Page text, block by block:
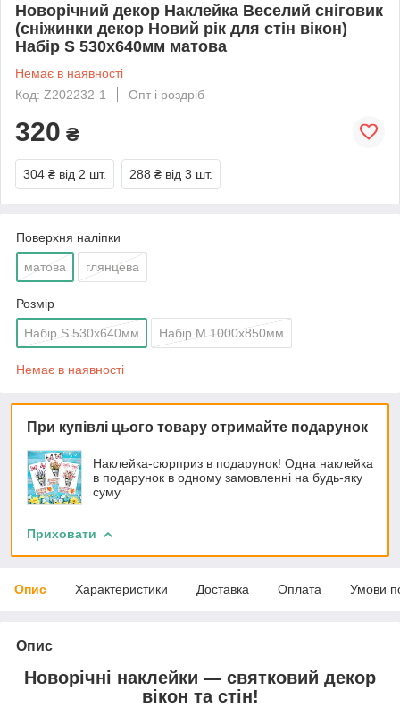
Новорічний декор Наклейка Веселий сніговик
(сніжинки декор Новий рік для стін вікон)
Набір S 530x640мм матова
Немає в наявності
Код: Z202232-1
Опт і роздріб
320 ₴
304 ₴ від 2 шт. 288 ₴ від 3 шт.
Поверхня наліпки
матова глянцева
Розмір
Набір S 530x640мм Набір M 1000x850мм
Немає в наявності
При купівлі цього товару отримайте подарунок
Наклейка-сюрприз в подарунок! Одна наклейка
в подарунок в одному замовленні на будь-яку
суму
Приховати
Опис Характеристики Доставка Оплата Умови
Опис
Новорічні наклейки — святковий декор
вікон та стін!